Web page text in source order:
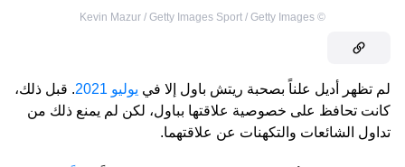
©
Kevin Mazur / Getty Images Sport / Getty Images
لم تظهر أديل علناً بصحبة ريتش باول إلا في يوليو 2021
. قبل ذلك،
كانت تحافظ على خصوصية علاقتها بباول، لكن لم يمنع ذلك من
تداول الشائعات والتكهنات عن علاقتهما.